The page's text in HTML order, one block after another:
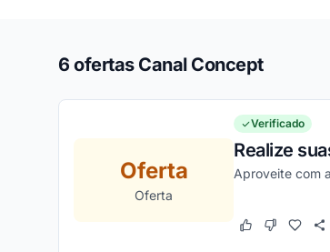
6 ofertas Canal Concept
Oferta
Oferta
Verificado
Realize
Aproveite com
Este cupom
Este